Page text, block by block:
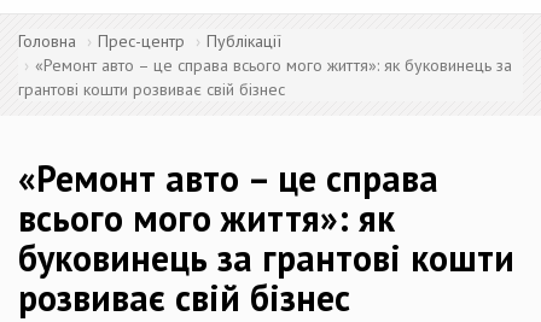
Головна Прес-центр
Публікації
«Ремонт авто – це справа всього мого життя»: як буковинець за
грантові кошти розвиває свій бізнес
«Ремонт авто – це справа
всього мого життя»: як
буковинець за грантові кошти
розвиває свій бізнес